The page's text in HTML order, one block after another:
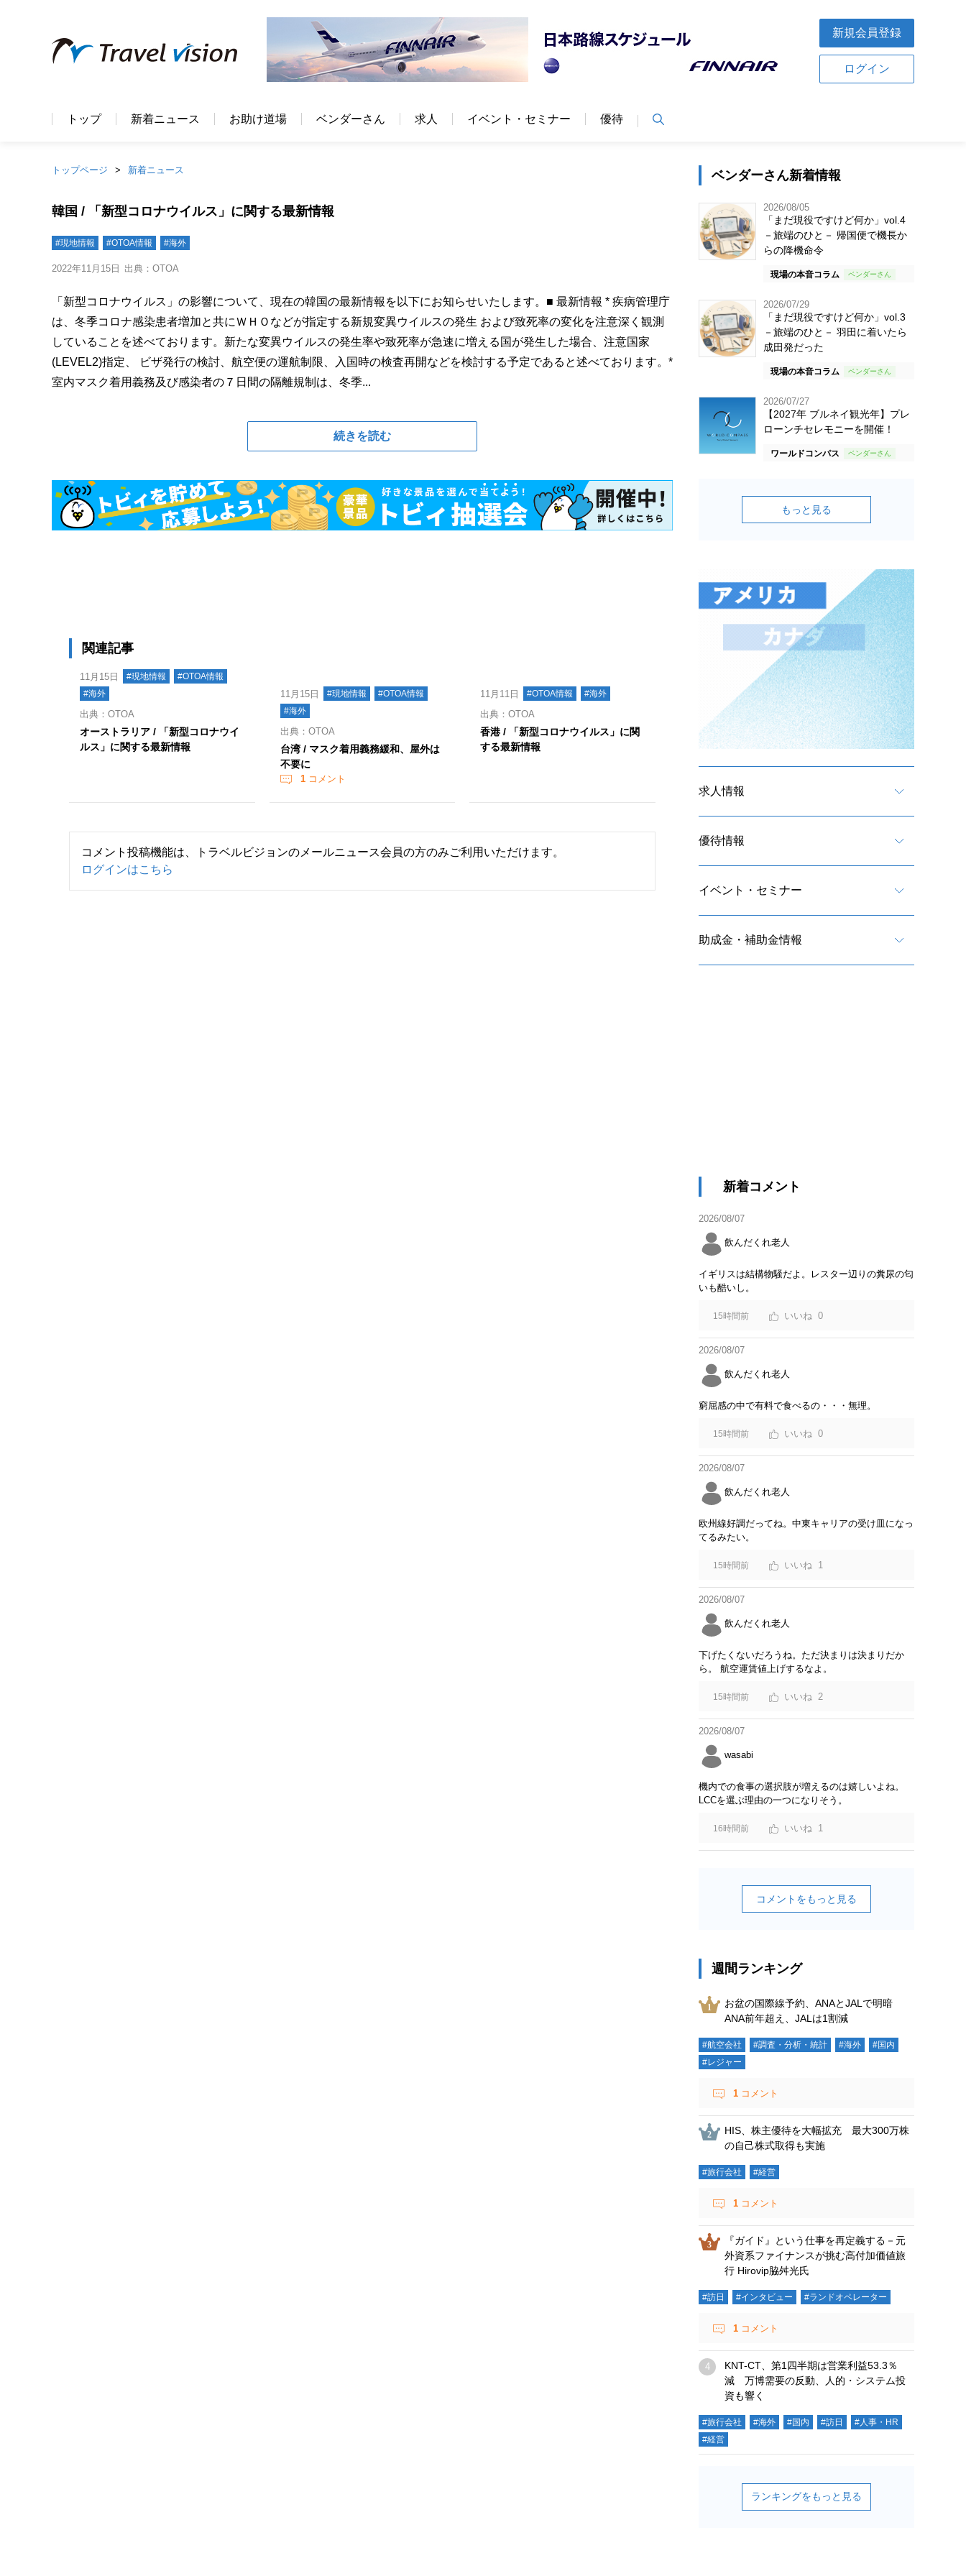
新規会員登録
ログイン
トップ 新着ニュース お助け道場 ベンダーさん 求人 イベント・セミナー 優待
トップページ 新着ニュース
韓国 / 「新型コロナウイルス」に関する最新情報
#現地情報 #OTOA情報 #海外
2022年11月15日 出典：OTOA
「新型コロナウイルス」の影響について、現在の韓国の最新情報を以下にお知らせいたします。■ 最新情報 * 疾病管理庁
は、冬季コロナ感染患者増加と共にＷＨＯなどが指定する新規変異ウイルスの発生 および致死率の変化を注意深く観測
していることを述べております。新たな変異ウイルスの発生率や致死率が急速に増える国が発生した場合、注意国家
(LEVEL2)指定、 ビザ発行の検討、航空便の運航制限、入国時の検査再開などを検討する予定であると述べております。*
室内マスク着用義務及び感染者の７日間の隔離規制は、冬季...
続きを読む
関連記事
11月15日 #現地情報
#OTOA情報
#海外
出典：OTOA
オーストラリア / 「新型コロナウイ
ルス」に関する最新情報
11月15日 #現地情報
#OTOA情報
#海外
出典：OTOA
台湾 / マスク着用義務緩和、屋外は
不要に
1コメント
11月11日 #OTOA情報 #海外
出典：OTOA
香港 / 「新型コロナウイルス」に関
する最新情報
コメント投稿機能は、トラベルビジョンのメールニュース会員の方のみご利用いただけます。
ログインはこちら
ベンダーさん新着情報
2026/08/05
「まだ現役ですけど何か」vol.4
－旅端のひと－ 帰国便で機長か
らの降機命令
現場の本音コラム
2026/07/29
「まだ現役ですけど何か」vol.3
－旅端のひと－ 羽田に着いたら
成田発だった
現場の本音コラム
2026/07/27
【2027年 ブルネイ観光年】プレ
ローンチセレモニーを開催！
ワールドコンパス
もっと見る
求人情報
優待情報
イベント・セミナー
助成金・補助金情報
新着コメント
2026/08/07
飲んだくれ老人
イギリスは結構物騒だよ。レスター辺りの糞尿の匂
いも酷いし。
15時間前 0
2026/08/07
飲んだくれ老人
窮屈感の中で有料で食べるの・・・無理。
15時間前 0
2026/08/07
飲んだくれ老人
欧州線好調だってね。中東キャリアの受け皿になっ
てるみたい。
15時間前 1
2026/08/07
飲んだくれ老人
下げたくないだろうね。ただ決まりは決まりだか
ら。 航空運賃値上げするなよ。
15時間前 2
2026/08/07
wasabi
機内での食事の選択肢が増えるのは嬉しいよね。
LCCを選ぶ理由の一つになりそう。
16時間前 1
コメントをもっと見る
週間ランキング
お盆の国際線予約、ANAとJALで明暗
ANA前年超え、JALは1割減
#航空会社 #調査・分析・統計 #海外
#国内
#レジャー
1 コメント
HIS、株主優待を大幅拡充 最大300万株
の自己株式取得も実施
#旅行会社 #経営
1 コメント
『ガイド』という仕事を再定義する－元
外資系ファイナンスが挑む高付加価値旅
行 Hirovip脇舛光氏
#訪日 #インタビュー #ランドオペレーター
1 コメント
KNT-CT、第1四半期は営業利益53.3％
減 万博需要の反動、人的・システム投
資も響く
#旅行会社 #海外 #国内 #訪日
#人事・HR
#経営